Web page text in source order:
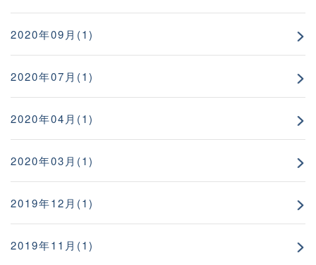
2020年09月(1)
2020年07月(1)
2020年04月(1)
2020年03月(1)
2019年12月(1)
2019年11月(1)